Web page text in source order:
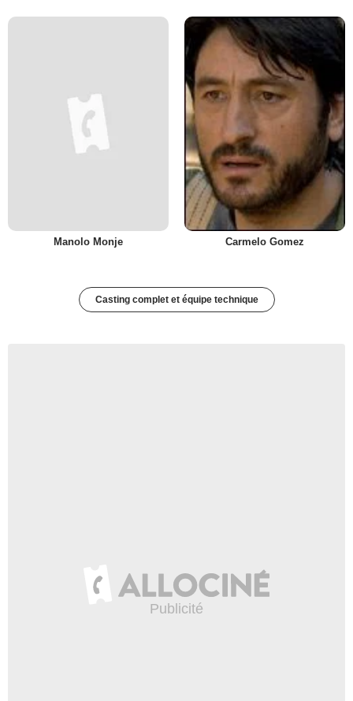
Manolo Monje Carmelo Gomez
Casting complet et équipe technique